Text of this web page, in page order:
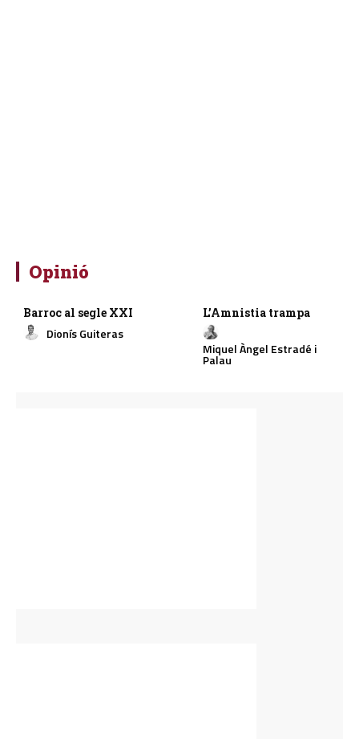
Opinió
Barroc al segle XXI
Dionís Guiteras
L’Amnistia trampa
Miquel Àngel Estradé i
Palau